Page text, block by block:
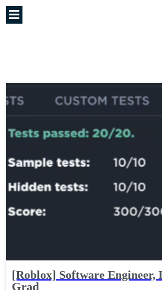
[Roblox] Software Engineer,
Grad